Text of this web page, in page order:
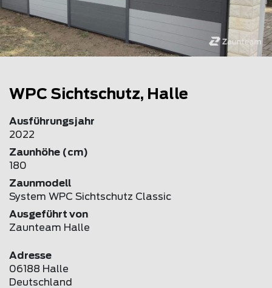
WPC Sichtschutz, Halle
Ausführungsjahr
2022
Zaunhöhe (cm)
180
Zaunmodell
System WPC Sichtschutz Classic
Ausgeführt von
Zaunteam Halle
Adresse
06188 Halle
Deutschland